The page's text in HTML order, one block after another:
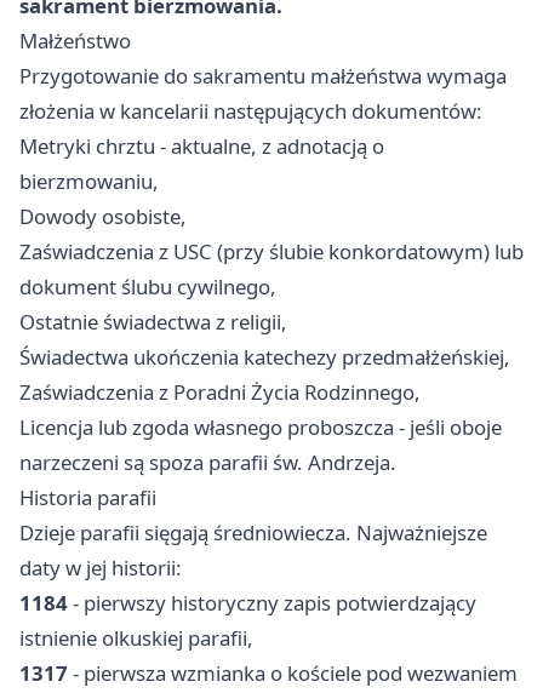
sakrament bierzmowania.
Małżeństwo
Przygotowanie do sakramentu małżeństwa wymaga
złożenia w kancelarii następujących dokumentów:
Metryki chrztu - aktualne, z adnotacją o
bierzmowaniu,
Dowody osobiste,
Zaświadczenia z USC (przy ślubie konkordatowym) lub
dokument ślubu cywilnego,
Ostatnie świadectwa z religii,
Świadectwa ukończenia katechezy przedmałżeńskiej,
Zaświadczenia z Poradni Życia Rodzinnego,
Licencja lub zgoda własnego proboszcza - jeśli oboje
narzeczeni są spoza parafii św. Andrzeja.
Historia parafii
Dzieje parafii sięgają średniowiecza. Najważniejsze
daty w jej historii:
1184- pierwszy historyczny zapis potwierdzający
istnienie olkuskiej parafii,
1317 - pierwsza wzmianka o kościele pod wezwaniem